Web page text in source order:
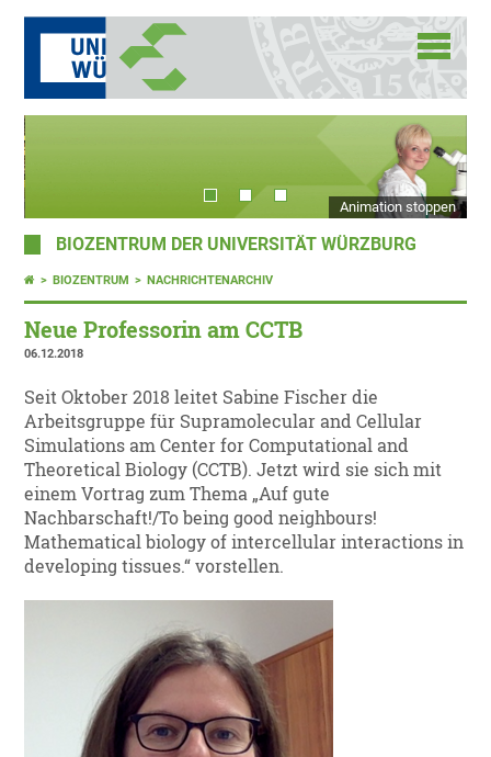
Animation stoppen
BIOZENTRUM DER UNIVERSITÄT WÜRZBURG
BIOZENTRUM NACHRICHTENARCHIV
Neue Professorin am CCTB
06.12.2018
Seit Oktober 2018 leitet Sabine Fischer die
Arbeitsgruppe für Supramolecular and Cellular
Simulations am Center for Computational and
Theoretical Biology (CCTB). Jetzt wird sie sich mit
einem Vortrag zum Thema „Auf gute
Nachbarschaft!/To being good neighbours!
Mathematical biology of intercellular interactions in
developing tissues.“ vorstellen.